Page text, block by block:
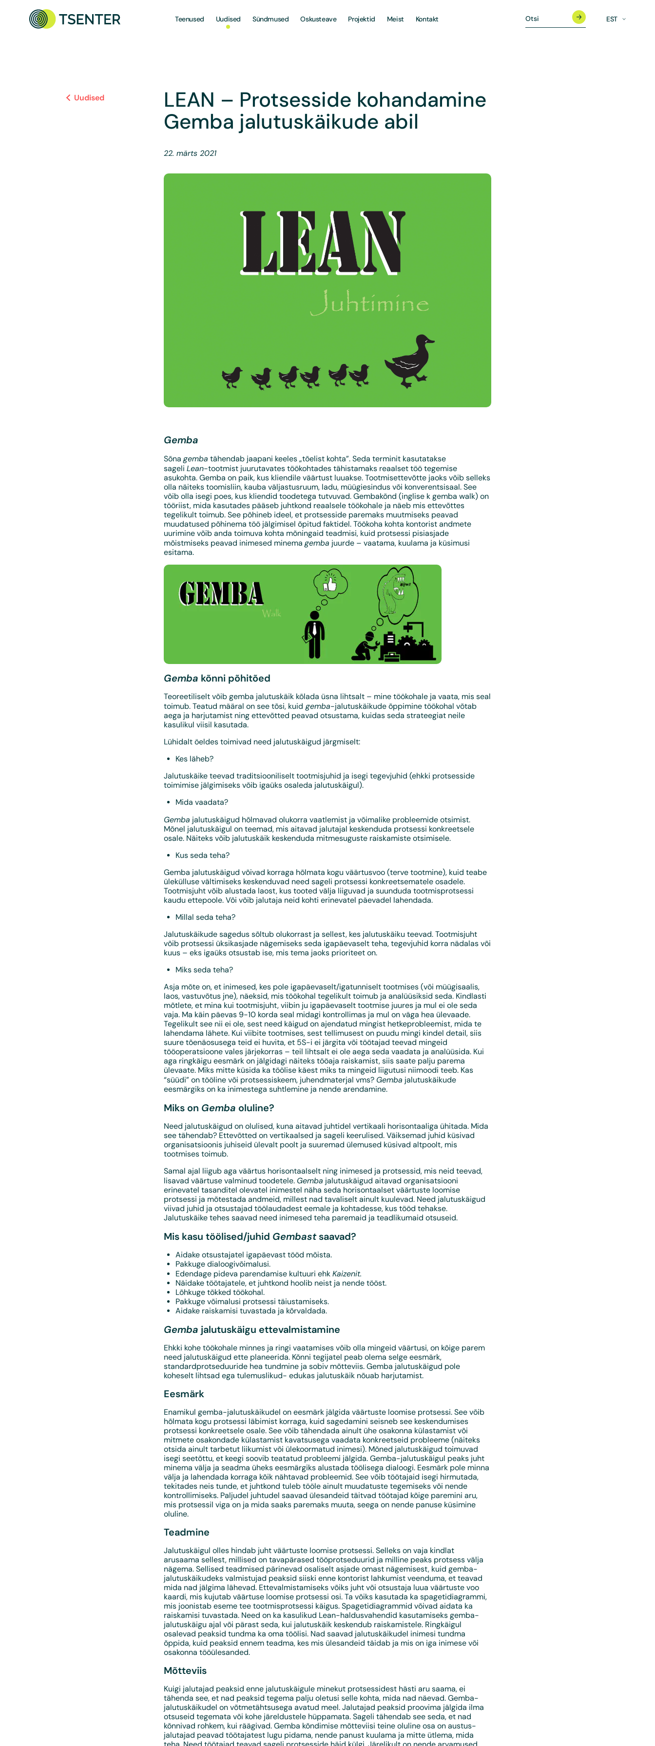
Teenused Uudised Sündmused Oskusteave Projektid Meist Kontakt EST
Uudised
LEAN – Protsesside kohandamine
Gemba jalutuskäikude abil
22. märts 2021
Gemba
Sõna gemba tähendab jaapani keeles „tõelist kohta”. Seda terminit kasutatakse
sageli Lean-tootmist juurutavates töökohtades tähistamaks reaalset töö tegemise
asukohta. Gemba on paik, kus kliendile väärtust luuakse. Tootmisettevõtte jaoks võib selleks
olla näiteks toomisliin, kauba väljastusruum, ladu, müügiesindus või konverentsisaal. See
võib olla isegi poes, kus kliendid toodetega tutvuvad. Gembakõnd (inglise k gemba walk) on
tööriist, mida kasutades pääseb juhtkond reaalsele töökohale ja näeb mis ettevõttes
tegelikult toimub. See põhineb ideel, et protsesside paremaks muutmiseks peavad
muudatused põhinema töö jälgimisel õpitud faktidel. Töökoha kohta kontorist andmete
uurimine võib anda toimuva kohta mõningaid teadmisi, kuid protsessi pisiasjade
mõistmiseks peavad inimesed minema gemba juurde – vaatama, kuulama ja küsimusi
esitama.
Gemba kõnni põhitõed
Teoreetiliselt võib gemba jalutuskäik kõlada üsna lihtsalt – mine töökohale ja vaata, mis seal
toimub. Teatud määral on see tõsi, kuid gemba-jalutuskäikude õppimine töökohal võtab
aega ja harjutamist ning ettevõtted peavad otsustama, kuidas seda strateegiat neile
kasulikul viisil kasutada.
Lühidalt öeldes toimivad need jalutuskäigud järgmiselt:
Kes läheb?
Jalutuskäike teevad traditsiooniliselt tootmisjuhid ja isegi tegevjuhid (ehkki protsesside
toimimise jälgimiseks võib igaüks osaleda jalutuskäigul).
Mida vaadata?
Gemba jalutuskäigud hõlmavad olukorra vaatlemist ja võimalike probleemide otsimist.
Mõnel jalutuskäigul on teemad, mis aitavad jalutajal keskenduda protsessi konkreetsele
osale. Näiteks võib jalutuskäik keskenduda mitmesuguste raiskamiste otsimisele.
Kus seda teha?
Gemba jalutuskäigud võivad korraga hõlmata kogu väärtusvoo (terve tootmine), kuid teabe
ülekülluse vältimiseks keskenduvad need sageli protsessi konkreetsematele osadele.
Tootmisjuht võib alustada laost, kus tooted välja liiguvad ja suunduda tootmisprotsessi
kaudu ettepoole. Või võib jalutaja neid kohti erinevatel päevadel lahendada.
Millal seda teha?
Jalutuskäikude sagedus sõltub olukorrast ja sellest, kes jalutuskäiku teevad. Tootmisjuht
võib protsessi üksikasjade nägemiseks seda igapäevaselt teha, tegevjuhid korra nädalas või
kuus – eks igaüks otsustab ise, mis tema jaoks prioriteet on.
Miks seda teha?
Asja mõte on, et inimesed, kes pole igapäevaselt/igatunniselt tootmises (või müügisaalis,
laos, vastuvõtus jne), näeksid, mis töökohal tegelikult toimub ja analüüsiksid seda. Kindlasti
mõtlete, et mina kui tootmisjuht, viibin ju igapäevaselt tootmise juures ja mul ei ole seda
vaja. Ma käin päevas 9-10 korda seal midagi kontrollimas ja mul on väga hea ülevaade.
Tegelikult see nii ei ole, sest need käigud on ajendatud mingist hetkeprobleemist, mida te
lahendama lähete. Kui viibite tootmises, sest tellimusest on puudu mingi kindel detail, siis
suure tõenäosusega teid ei huvita, et 5S-i ei järgita või töötajad teevad mingeid
tööoperatsioone vales järjekorras – teil lihtsalt ei ole aega seda vaadata ja analüüsida. Kui
aga ringkäigu eesmärk on jälgidagi näiteks tööaja raiskamist, siis saate palju parema
ülevaate. Miks mitte küsida ka töölise käest miks ta mingeid liigutusi niimoodi teeb. Kas
“süüdi” on tööline või protsessiskeem, juhendmaterjal vms? Gemba jalutuskäikude
eesmärgiks on ka inimestega suhtlemine ja nende arendamine.
Miks on Gemba oluline?
Need jalutuskäigud on olulised, kuna aitavad juhtidel vertikaali horisontaaliga ühitada. Mida
see tähendab? Ettevõtted on vertikaalsed ja sageli keerulised. Väiksemad juhid küsivad
organisatsioonis juhiseid ülevalt poolt ja suuremad ülemused küsivad altpoolt, mis
tootmises toimub.
Samal ajal liigub aga väärtus horisontaalselt ning inimesed ja protsessid, mis neid teevad,
lisavad väärtuse valminud toodetele. Gemba jalutuskäigud aitavad organisatsiooni
erinevatel tasanditel olevatel inimestel näha seda horisontaalset väärtuste loomise
protsessi ja mõtestada andmeid, millest nad tavaliselt ainult kuulevad. Need jalutuskäigud
viivad juhid ja otsustajad töölaudadest eemale ja kohtadesse, kus tööd tehakse.
Jalutuskäike tehes saavad need inimesed teha paremaid ja teadlikumaid otsuseid.
Mis kasu töölised/juhid Gembastsaavad?
Aidake otsustajatel igapäevast tööd mõista.
Pakkuge dialoogivõimalusi.
Edendage pideva parendamise kultuuri ehk Kaizenit.
Näidake töötajatele, et juhtkond hoolib neist ja nende tööst.
Lõhkuge tõkked töökohal.
Pakkuge võimalusi protsessi täiustamiseks.
Aidake raiskamisi tuvastada ja kõrvaldada.
Gemba jalutuskäigu ettevalmistamine
Ehkki kohe töökohale minnes ja ringi vaatamises võib olla mingeid väärtusi, on kõige parem
need jalutuskäigud ette planeerida. Kõnni tegijatel peab olema selge eesmärk,
standardprotseduuride hea tundmine ja sobiv mõtteviis. Gemba jalutuskäigud pole
koheselt lihtsad ega tulemuslikud- edukas jalutuskäik nõuab harjutamist.
Eesmärk
Enamikul gemba-jalutuskäikudel on eesmärk jälgida väärtuste loomise protsessi. See võib
hõlmata kogu protsessi läbimist korraga, kuid sagedamini seisneb see keskendumises
protsessi konkreetsele osale. See võib tähendada ainult ühe osakonna külastamist või
mitmete osakondade külastamist kavatsusega vaadata konkreetseid probleeme (näiteks
otsida ainult tarbetut liikumist või ülekoormatud inimesi). Mõned jalutuskäigud toimuvad
isegi seetõttu, et keegi soovib teatatud probleemi jälgida. Gemba-jalutuskäigul peaks juht
minema välja ja seadma üheks eesmärgiks alustada töölisega dialoogi. Eesmärk pole minna
välja ja lahendada korraga kõik nähtavad probleemid. See võib töötajaid isegi hirmutada,
tekitades neis tunde, et juhtkond tuleb tööle ainult muudatuste tegemiseks või nende
kontrollimiseks. Paljudel juhtudel saavad ülesandeid täitvad töötajad kõige paremini aru,
mis protsessil viga on ja mida saaks paremaks muuta, seega on nende panuse küsimine
oluline.
Teadmine
Jalutuskäigul olles hindab juht väärtuste loomise protsessi. Selleks on vaja kindlat
arusaama sellest, millised on tavapärased tööprotseduurid ja milline peaks protsess välja
nägema. Sellised teadmised pärinevad osaliselt asjade omast nägemisest, kuid gemba-
jalutuskäikudeks valmistujad peaksid siiski enne kontorist lahkumist veenduma, et teavad
mida nad jälgima lähevad. Ettevalmistamiseks võiks juht või otsustaja luua väärtuste voo
kaardi, mis kujutab väärtuse loomise protsessi osi. Ta võiks kasutada ka spagetidiagrammi,
mis joonistab eseme tee tootmisprotsessi käigus. Spagetidiagrammid võivad aidata ka
raiskamisi tuvastada. Need on ka kasulikud Lean-haldusvahendid kasutamiseks gemba-
jalutuskäigu ajal või pärast seda, kui jalutuskäik keskendub raiskamistele. Ringkäigul
osalevad peaksid tundma ka oma töölisi. Nad saavad jalutuskäikudel inimesi tundma
õppida, kuid peaksid ennem teadma, kes mis ülesandeid täidab ja mis on iga inimese või
osakonna tööülesanded.
Mõtteviis
Kuigi jalutajad peaksid enne jalutuskäigule minekut protsessidest hästi aru saama, ei
tähenda see, et nad peaksid tegema palju oletusi selle kohta, mida nad näevad. Gemba-
jalutuskäikudel on võtmetähtsusega avatud meel. Jalutajad peaksid proovima jälgida ilma
otsuseid tegemata või kohe järeldustele hüppamata. Sageli tähendab see seda, et nad
kõnnivad rohkem, kui räägivad. Gemba kõndimise mõtteviisi teine ​​oluline osa on austus-
jalutajad peavad töötajatest lugu pidama, nende panust kuulama ja mitte ütlema, mida